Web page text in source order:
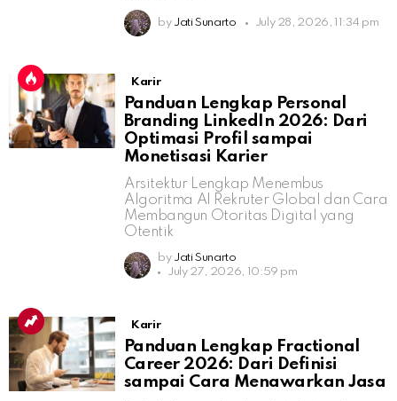
by Jati Sunarto July 28, 2026, 11:34 pm
Karir
Panduan Lengkap Personal
Branding LinkedIn 2026: Dari
Optimasi Profil sampai
Monetisasi Karier
Arsitektur Lengkap Menembus
Algoritma AI Rekruter Global dan Cara
Membangun Otoritas Digital yang
Otentik
by Jati Sunarto
July 27, 2026, 10:59 pm
Karir
Panduan Lengkap Fractional
Career 2026: Dari Definisi
sampai Cara Menawarkan Jasa